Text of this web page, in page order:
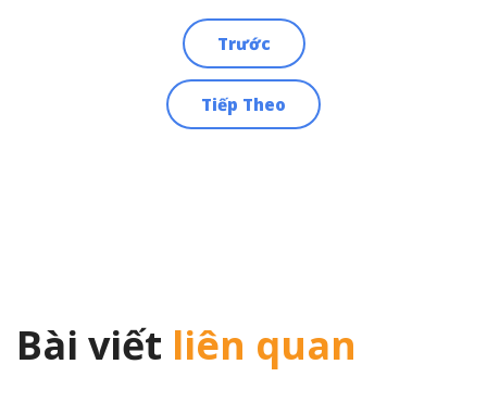
Trước
Tiếp Theo
Bài viết liên quan